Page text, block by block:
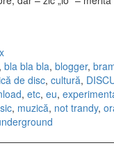
, bla bla bla, blogger,
de disc, cultură,
, etc, eu,
, muzică, not trandy,